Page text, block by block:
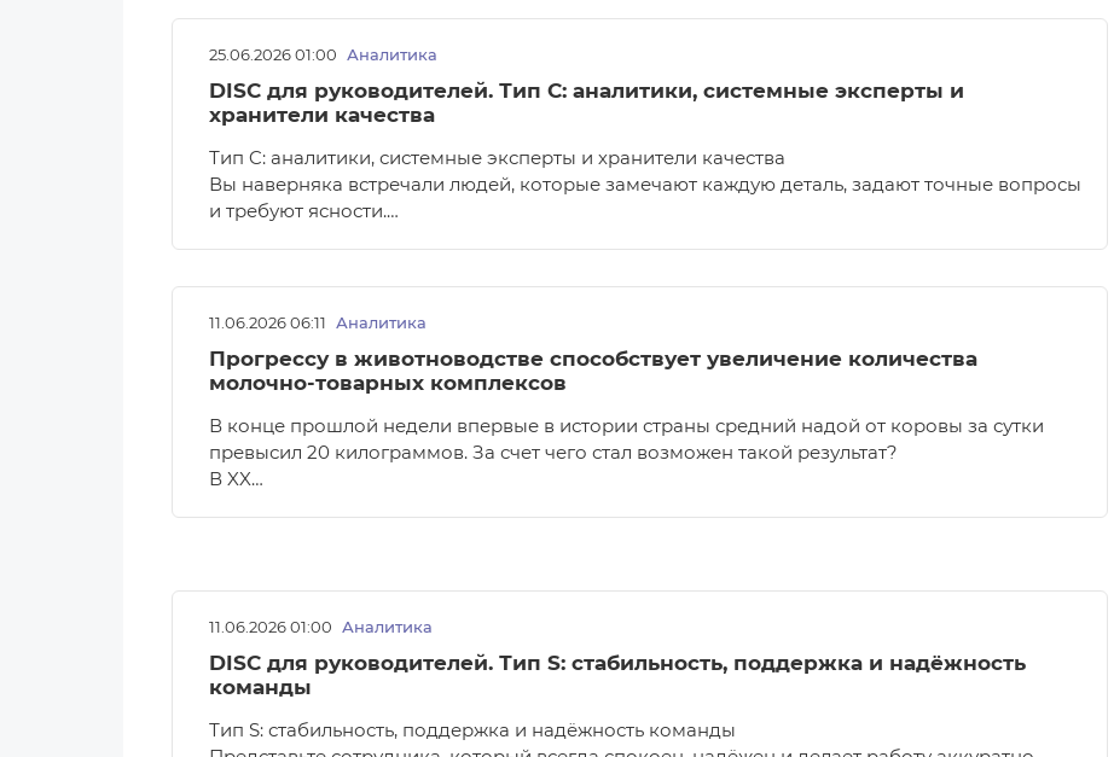
25.06.2026 01:00 Аналитика
DISC для руководителей. Тип C: аналитики, системные эксперты и
хранители качества
Тип C: аналитики, системные эксперты и хранители качества
Вы наверняка встречали людей, которые замечают каждую деталь, задают точные вопросы
и требуют ясности.…
11.06.2026 06:11 Аналитика
Прогрессу в животноводстве способствует увеличение количества
молочно-товарных комплексов
В конце прошлой недели впервые в истории страны средний надой от коровы за сутки
превысил 20 килограммов. За счет чего стал возможен такой результат?
В XX…
11.06.2026 01:00 Аналитика
DISC для руководителей. Тип S: стабильность, поддержка и надёжность
команды
Тип S: стабильность, поддержка и надёжность команды